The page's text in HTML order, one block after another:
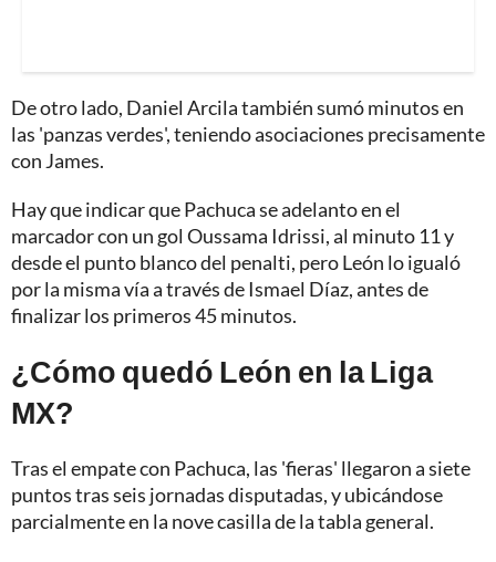
De otro lado, Daniel Arcila también sumó minutos en
las 'panzas verdes', teniendo asociaciones precisamente
con James.
Hay que indicar que Pachuca se adelanto en el
marcador con un gol Oussama Idrissi, al minuto 11 y
desde el punto blanco del penalti, pero León lo igualó
por la misma vía a través de Ismael Díaz, antes de
finalizar los primeros 45 minutos.
¿Cómo quedó León en la Liga
MX?
Tras el empate con Pachuca, las 'fieras' llegaron a siete
puntos tras seis jornadas disputadas, y ubicándose
parcialmente en la nove casilla de la tabla general.